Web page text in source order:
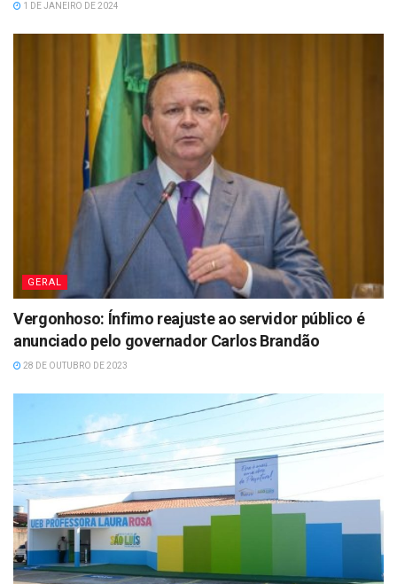
1 DE JANEIRO DE 2024
GERAL
Vergonhoso: Ínfimo reajuste ao servidor público é
anunciado pelo governador Carlos Brandão
28 DE OUTUBRO DE 2023